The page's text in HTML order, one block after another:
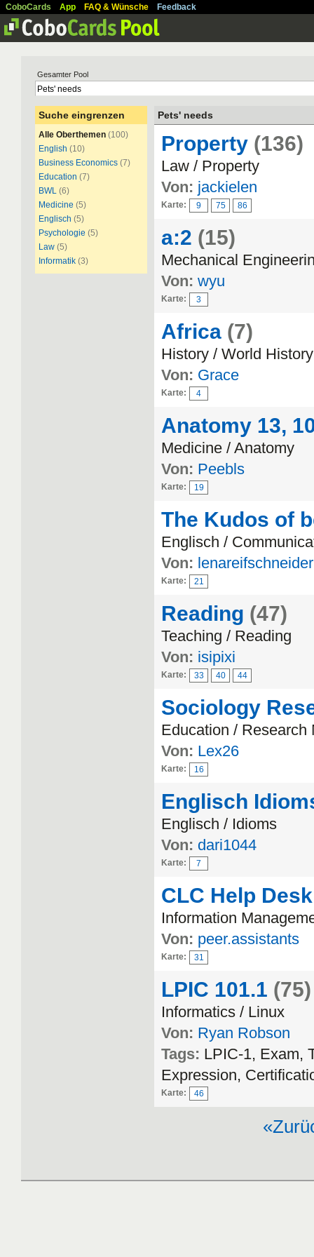
CoboCards App FAQ & Wünsche Feedback
Gesamter Pool
Suche eingrenzen
Alle Oberthemen (100)
English (10)
Business Economics (7)
Education (7)
BWL (6)
Medicine (5)
Englisch (5)
Psychologie (5)
Law (5)
Informatik (3)
Pets' needs
Property (136)
Law / Property
Von: jackielen
Karte: 9 75 86
a:2 (15)
Mechanical
Von: wyu
Karte: 3
Africa (7)
History / World History
Von: Grace
Karte: 4
Anatomy 13,
Medicine / Anatomy
Von: Peebls
Karte: 19
The Kudos of
Englisch /
Von: lenareifschneider
Karte: 21
Reading (47)
Teaching / Reading
Von: isipixi
Karte: 33 40 44
Sociology
Education / Research
Von: Lex26
Karte: 16
Englisch
Englisch / Idioms
Von: dari1044
Karte: 7
CLC Help
Information
Von: peer.assistants
Karte: 31
LPIC 101.1 (75)
Informatics / Linux
Von: Ryan Robson
Tags: LPIC-1, Exam,
Expression,
Karte: 46